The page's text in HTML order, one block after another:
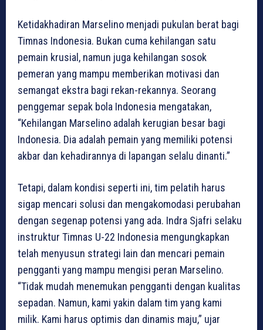
Ketidakhadiran Marselino menjadi pukulan berat bagi
Timnas Indonesia. Bukan cuma kehilangan satu
pemain krusial, namun juga kehilangan sosok
pemeran yang mampu memberikan motivasi dan
semangat ekstra bagi rekan-rekannya. Seorang
penggemar sepak bola Indonesia mengatakan,
“Kehilangan Marselino adalah kerugian besar bagi
Indonesia. Dia adalah pemain yang memiliki potensi
akbar dan kehadirannya di lapangan selalu dinanti.”
Tetapi, dalam kondisi seperti ini, tim pelatih harus
sigap mencari solusi dan mengakomodasi perubahan
dengan segenap potensi yang ada. Indra Sjafri selaku
instruktur Timnas U-22 Indonesia mengungkapkan
telah menyusun strategi lain dan mencari pemain
pengganti yang mampu mengisi peran Marselino.
“Tidak mudah menemukan pengganti dengan kualitas
sepadan. Namun, kami yakin dalam tim yang kami
milik. Kami harus optimis dan dinamis maju,” ujar